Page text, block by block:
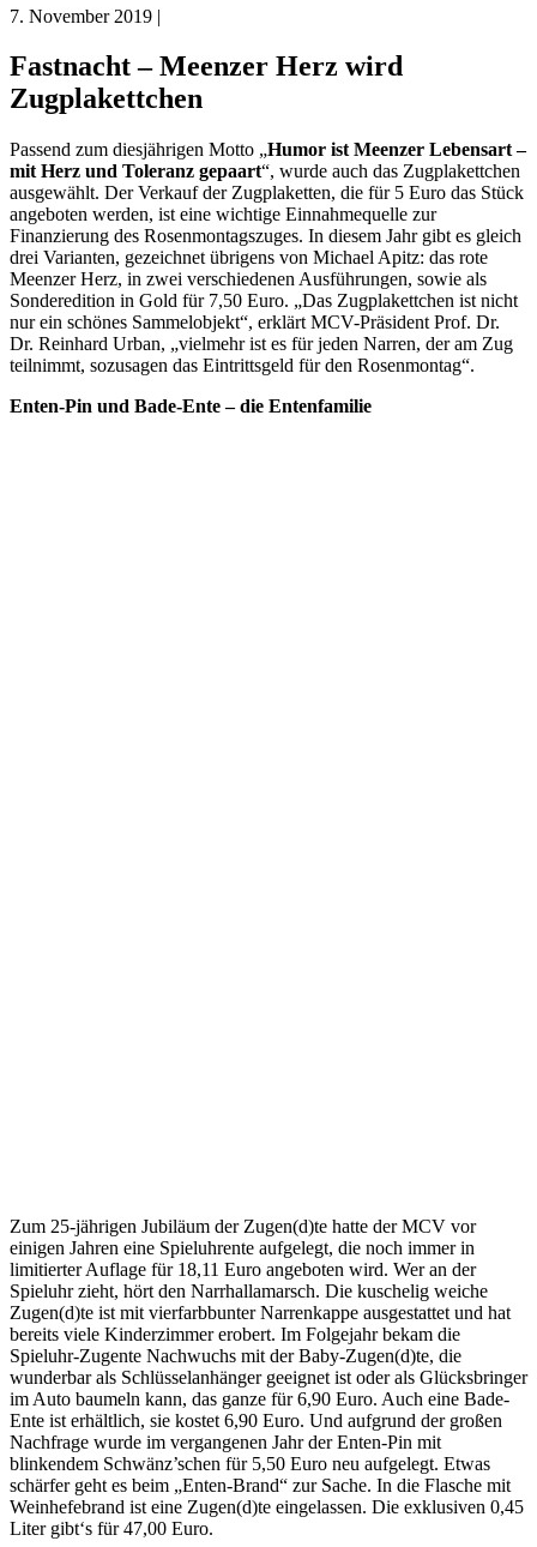
7. November 2019 |
Fastnacht – Meenzer Herz wird
Zugplakettchen
Passend zum diesjährigen Motto „Humor ist Meenzer Lebensart –
mit Herz und Toleranz gepaart“, wurde auch das Zugplakettchen
ausgewählt. Der Verkauf der Zugplaketten, die für 5 Euro das Stück
angeboten werden, ist eine wichtige Einnahmequelle zur
Finanzierung des Rosenmontagszuges. In diesem Jahr gibt es gleich
drei Varianten, gezeichnet übrigens von Michael Apitz: das rote
Meenzer Herz, in zwei verschiedenen Ausführungen, sowie als
Sonderedition in Gold für 7,50 Euro. „Das Zugplakettchen ist nicht
nur ein schönes Sammelobjekt“, erklärt MCV-Präsident Prof. Dr.
Dr. Reinhard Urban, „vielmehr ist es für jeden Narren, der am Zug
teilnimmt, sozusagen das Eintrittsgeld für den Rosenmontag“.
Enten-Pin und Bade-Ente – die Entenfamilie
Zum 25-jährigen Jubiläum der Zugen(d)te hatte der MCV vor
einigen Jahren eine Spieluhrente aufgelegt, die noch immer in
limitierter Auflage für 18,11 Euro angeboten wird. Wer an der
Spieluhr zieht, hört den Narrhallamarsch. Die kuschelig weiche
Zugen(d)te ist mit vierfarbbunter Narrenkappe ausgestattet und hat
bereits viele Kinderzimmer erobert. Im Folgejahr bekam die
Spieluhr-Zugente Nachwuchs mit der Baby-Zugen(d)te, die
wunderbar als Schlüsselanhänger geeignet ist oder als Glücksbringer
im Auto baumeln kann, das ganze für 6,90 Euro. Auch eine Bade-
Ente ist erhältlich, sie kostet 6,90 Euro. Und aufgrund der großen
Nachfrage wurde im vergangenen Jahr der Enten-Pin mit
blinkendem Schwänz’schen für 5,50 Euro neu aufgelegt. Etwas
schärfer geht es beim „Enten-Brand“ zur Sache. In die Flasche mit
Weinhefebrand ist eine Zugen(d)te eingelassen. Die exklusiven 0,45
Liter gibt‘s für 47,00 Euro.